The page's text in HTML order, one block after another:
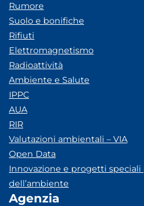
Rumore
Suolo e bonifiche
Rifiuti
Elettromagnetismo
Radioattività
Ambiente e Salute
IPPC
AUA
RIR
Valutazioni ambientali – VIA
Open Data
Innovazione e progetti
dell’ambiente
Agenzia